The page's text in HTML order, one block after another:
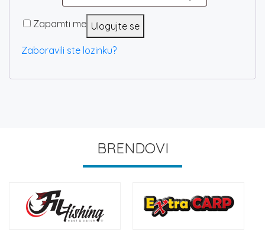
Zapamti me Ulogujte se
Zaboravili ste lozinku?
BRENDOVI